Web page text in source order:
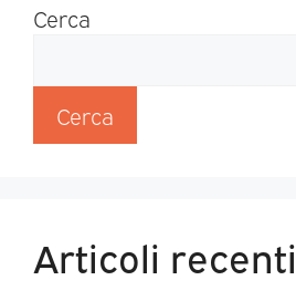
Cerca
Cerca
Articoli recenti